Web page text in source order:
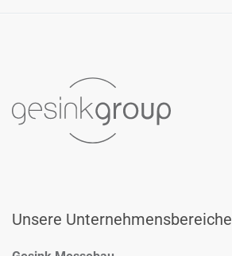
Unsere Unternehmensbereiche